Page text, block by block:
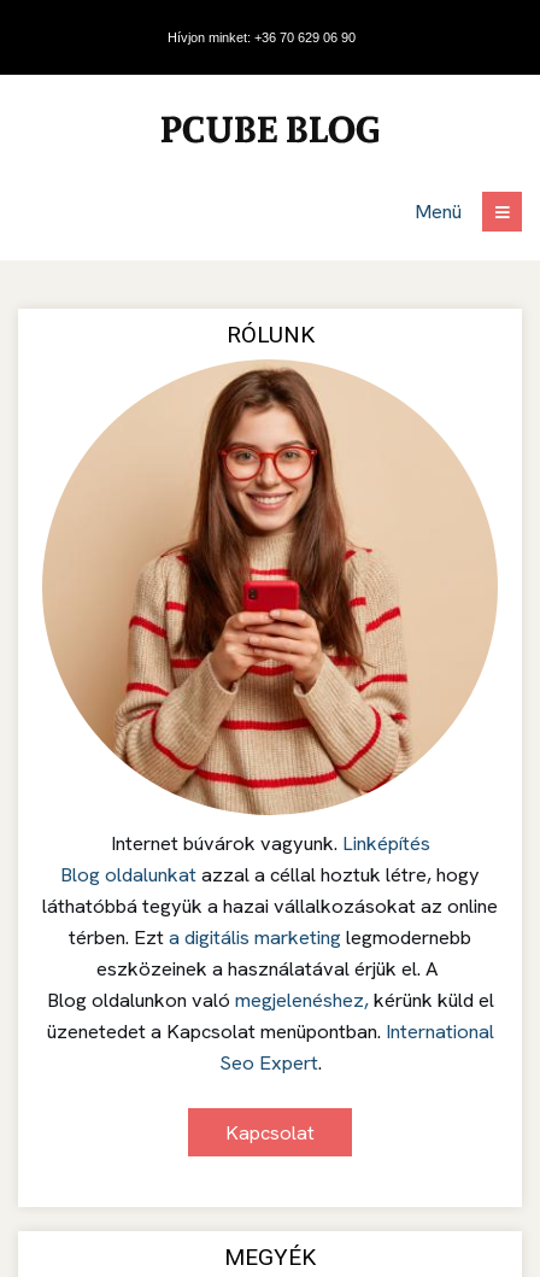
Hívjon minket: +36 70 629 06 90
Menü
RÓLUNK
Internet búvárok vagyunk. Linképítés
Blog oldalunkatazzal a céllal hoztuk létre, hogy
láthatóbbá tegyük a hazai vállalkozásokat az online
térben. Ezta digitális marketinglegmodernebb
eszközeinek a használatával érjük el. A
Blog oldalunkon való megjelenéshez,kérünk küld el
üzenetedet a Kapcsolat menüpontban. International
Seo Expert.
Kapcsolat
MEGYÉK